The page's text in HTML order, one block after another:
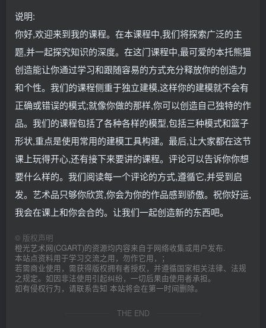
说明:
你好,欢迎来到我的课程。在本课程中,我们将探索广泛的主
题,并一起探究知识的深度。在这门课程中,最可爱的本托熊猫
创造能让你通过学习和跟随容易的方式充分释放你的创造力
和个性。我们的课程侧重于独立建模,这样你的建模就不会有
正确或错误的模式;就像你做的那样,你可以创造自己独特的作
品。我们的课程包括了各种各样的模型,包括三种模式和篮子
形状,重点是使用常用的建模工具构建。最后,让大家都在这节
课上玩得开心,还有接下来要讲的课程。评论可以告诉你你想
要什么样的。我们阅读每一个评论的方式,遵循它,并受到启
发。艺术品只够你欣赏,你会为你的作品感到骄傲。祝你好运,
我会在课上和你会合的。让我们一起创造新的东西吧。
© 版权声明
橙光艺术网(CGART)的资源均内容来自于网络收集或用户发布.
本站点资料用于学习交流之用，勿作它用，；
若需商业使用，需获得版权拥有者授权，并遵循国家相关法律、法规
之规定。如因非法使用引起纠纷，一切后果由使用者承担。
如有侵权行为，请联系告知 本站将会在第一时间删除。
THE END